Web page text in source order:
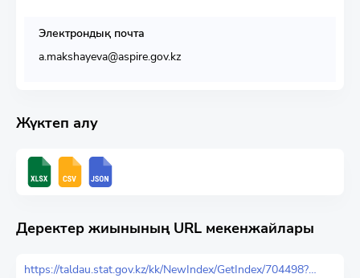
Электрондық почта
a.makshayeva@aspire.gov.kz
Жүктеп алу
Деректер жиынының URL мекенжайлары
https://taldau.stat.gov.kz/kk/NewIndex/GetIndex/704498?keyword=